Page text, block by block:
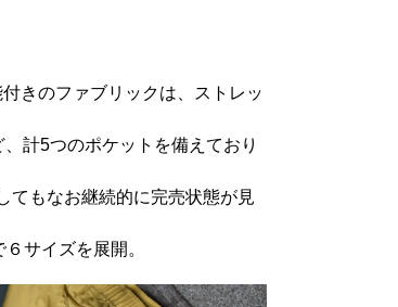
きのファブリックは、ストレッ
計5つのポケットを備えており
てもなお継続的に完売状態が見
サイズを展開。